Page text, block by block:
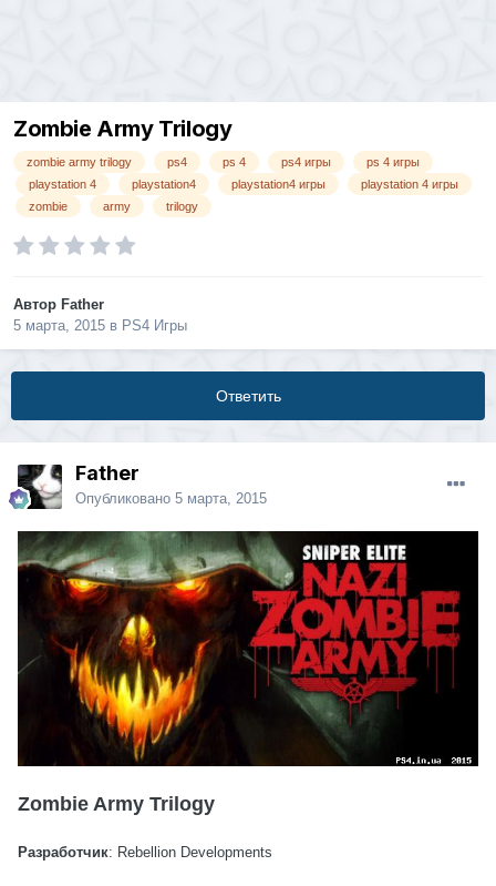
Zombie Army Trilogy
zombie army trilogy ps4 ps 4 ps4 игры
ps 4 игры
playstation 4
playstation4 playstation4 игры
playstation 4 игры
zombie
army trilogy
Автор Father
5 марта, 2015 в PS4 Игры
Ответить
Father
Опубликовано 5 марта, 2015
Zombie Army Trilogy
Разработчик: Rebellion Developments